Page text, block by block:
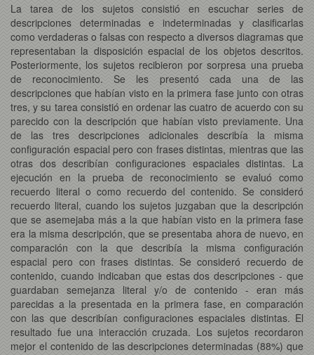
La tarea de los sujetos consistió en escuchar series de
descripciones determinadas e indeterminadas y clasificarlas
como verdaderas o falsas con respecto a diversos diagramas que
representaban la disposición espacial de los objetos descritos.
Posteriormente, los sujetos recibieron por sorpresa una prueba
de reconocimiento. Se les presentó cada una de las
descripciones que habían visto en la primera fase junto con otras
tres, y su tarea consistió en ordenar las cuatro de acuerdo con su
parecido con la descripción que habían visto previamente. Una
de las tres descripciones adicionales describía la misma
configuración espacial pero con frases distintas, mientras que las
otras dos describían configuraciones espaciales distintas. La
ejecución en la prueba de reconocimiento se evaluó como
recuerdo literal o como recuerdo del contenido. Se consideró
recuerdo literal, cuando los sujetos juzgaban que la descripción
que se asemejaba más a la que habían visto en la primera fase
era la misma descripción, que se presentaba ahora de nuevo, en
comparación con la que describía la misma configuración
espacial pero con frases distintas. Se consideró recuerdo de
contenido, cuando indicaban que estas dos descripciones - que
guardaban semejanza literal y/o de contenido - eran más
parecidas a la presentada en la primera fase, en comparación
con las que describían configuraciones espaciales distintas. El
resultado fue una interacción cruzada. Los sujetos recordaron
mejor el contenido de las descripciones determinadas (88%) que